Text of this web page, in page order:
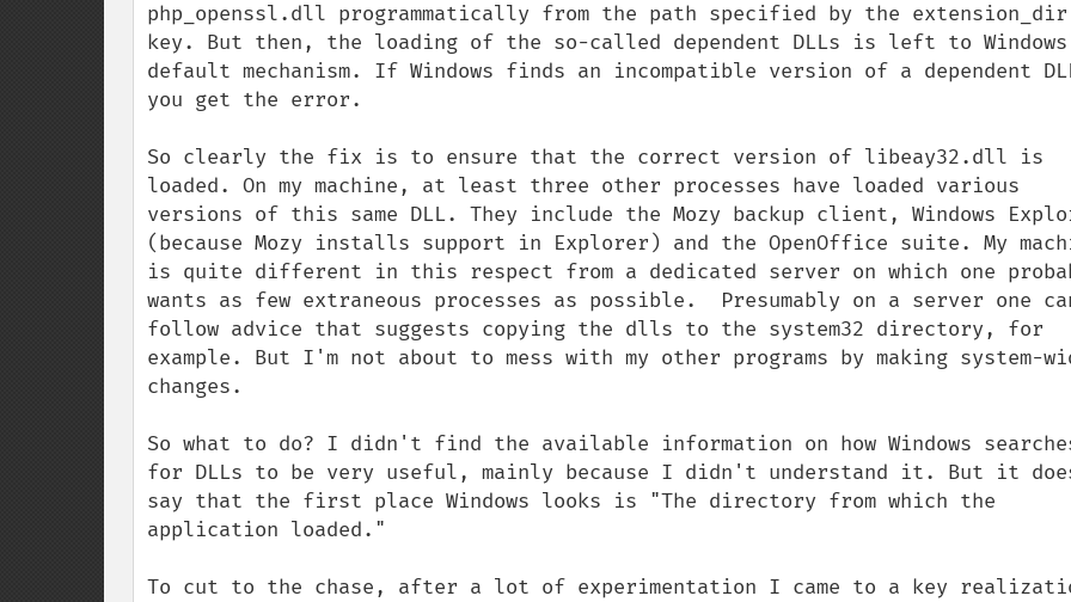
php_openssl.dll programmatically from the path specified by the extension_dir
key. But then, the loading of the so-called dependent DLLs is left to
default mechanism. If Windows finds an incompatible version of a dependent
you get the error.
So clearly the fix is to ensure that the correct version of libeay32.dll is
loaded. On my machine, at least three other processes have loaded various
versions of this same DLL. They include the Mozy backup client, Windows
(because Mozy installs support in Explorer) and the OpenOffice suite. My
is quite different in this respect from a dedicated server on which one
wants as few extraneous processes as possible.  Presumably on a server one
follow advice that suggests copying the dlls to the system32 directory, for
example. But I'm not about to mess with my other programs by making system-
changes.
So what to do? I didn't find the available information on how Windows
for DLLs to be very useful, mainly because I didn't understand it. But it
say that the first place Windows looks is "The directory from which the
application loaded."
To cut to the chase, after a lot of experimentation I came to a key